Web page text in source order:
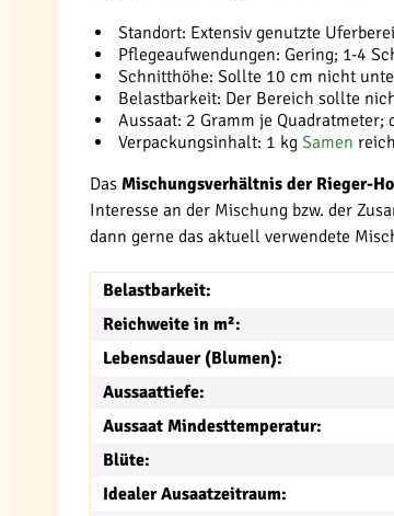
Standort: Extensiv genutzte
Pflegeaufwendungen: Gering; 1-4
Schnitthöhe: Sollte 10 cm nicht
Belastbarkeit: Der Bereich sollte
Aussaat: 2 Gramm je
Verpackungsinhalt: 1 kg Samen
Das Mischungsverhältnis der Rieger-
Interesse an der Mischung bzw. der
dann gerne das aktuell verwendete
Belastbarkeit:
Reichweite in m²:
Lebensdauer (Blumen):
Aussaattiefe:
Aussaat Mindesttemperatur:
Blüte:
Idealer Ausaatzeitraum: